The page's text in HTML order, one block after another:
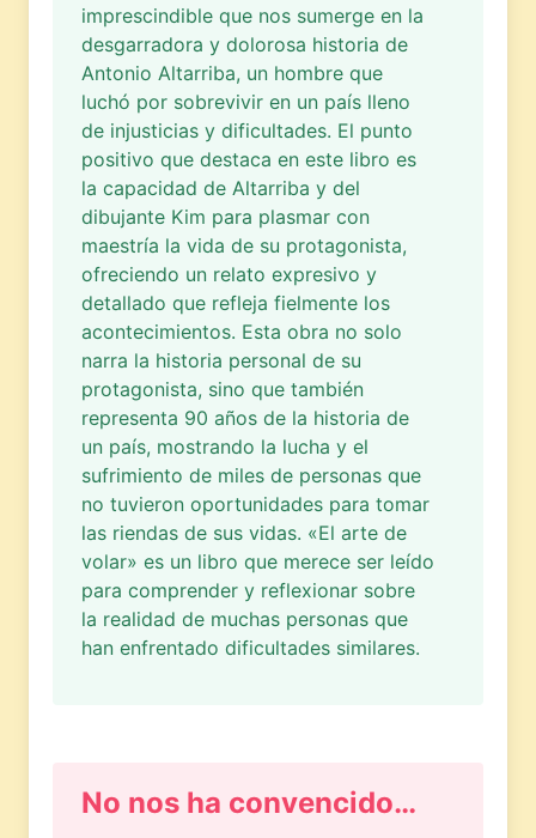
imprescindible que nos sumerge en la
desgarradora y dolorosa historia de
Antonio Altarriba, un hombre que
luchó por sobrevivir en un país lleno
de injusticias y dificultades. El punto
positivo que destaca en este libro es
la capacidad de Altarriba y del
dibujante Kim para plasmar con
maestría la vida de su protagonista,
ofreciendo un relato expresivo y
detallado que refleja fielmente los
acontecimientos. Esta obra no solo
narra la historia personal de su
protagonista, sino que también
representa 90 años de la historia de
un país, mostrando la lucha y el
sufrimiento de miles de personas que
no tuvieron oportunidades para tomar
las riendas de sus vidas. «El arte de
volar» es un libro que merece ser leído
para comprender y reflexionar sobre
la realidad de muchas personas que
han enfrentado dificultades similares.
No nos ha convencido…